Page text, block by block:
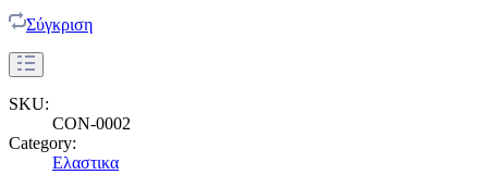
Σύγκριση
SKU:
CON-0002
Category:
Ελαστικα